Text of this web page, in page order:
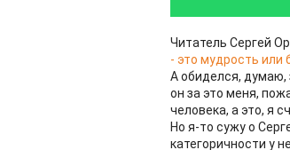
Читатель Сергей
- это мудрость или
А обиделся, думаю,
он за это меня,
человека, а это, я
Но я-то сужу о
категоричности у